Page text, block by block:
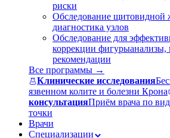
риски
Обследование щитовидной
диагностика узлов
Обследование для
коррекции фигурыанализы,
рекомендации
Все программы →
Клинические исследования
язвенном колите и болезни Крона
консультацияПриём врача по
точки
Врачи
Специализации